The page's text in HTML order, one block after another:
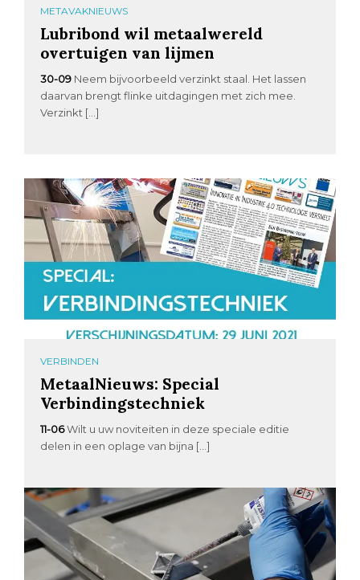
METAVAKNIEUWS
Lubribond wil metaalwereld
overtuigen van lijmen
30-09 Neem bijvoorbeeld verzinkt staal. Het lassen
daarvan brengt flinke uitdagingen met zich mee.
Verzinkt […]
VERBINDEN
MetaalNieuws: Special
Verbindingstechniek
11-06Wilt u uw noviteiten in deze speciale editie
delen in een oplage van bijna […]